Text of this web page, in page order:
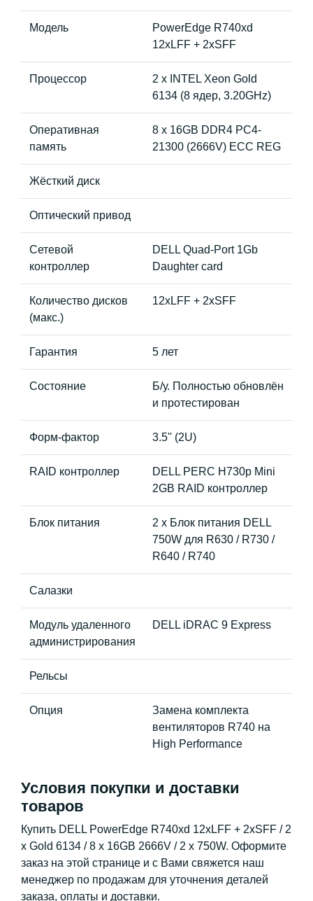
Модель
PowerEdge R740xd
12xLFF + 2xSFF
Процессор
2 x INTEL Xeon Gold
6134 (8 ядер, 3.20GHz)
Оперативная
память
8 x 16GB DDR4 PC4-
21300 (2666V) ECC REG
Жёсткий диск
Оптический привод
Сетевой
контроллер
DELL Quad-Port 1Gb
Daughter card
Количество дисков
(макс.)
12xLFF + 2xSFF
Гарантия 5 лет
Состояние
Б/у. Полностью обновлён
и протестирован
Форм-фактор 3.5'' (2U)
RAID контроллер
DELL PERC H730p Mini
2GB RAID контроллер
Блок питания
2 x Блок питания DELL
750W для R630 / R730 /
R640 / R740
Салазки
Модуль удаленного
администрирования
DELL iDRAC 9 Express
Рельсы
Опция
Замена комплекта
вентиляторов R740 на
High Performance
Условия покупки и доставки
товаров
Купить DELL PowerEdge R740xd 12xLFF + 2xSFF / 2
x Gold 6134 / 8 x 16GB 2666V / 2 x 750W. Оформите
заказ на этой странице и с Вами свяжется наш
менеджер по продажам для уточнения деталей
заказа, оплаты и доставки.